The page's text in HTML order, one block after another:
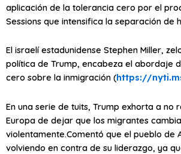
aplicación de la tolerancia cero por el
Sessions que intensifica la separación de
El israelí estadunidense Stephen Miller,
política de Trump, encabeza el abordaje
cero sobre la inmigración (https://
En una serie de tuits, Trump exhorta a no
Europa de dejar que los migrantes
violentamente.Comentó que el pueblo de
volviendo en contra de su liderazgo, ya